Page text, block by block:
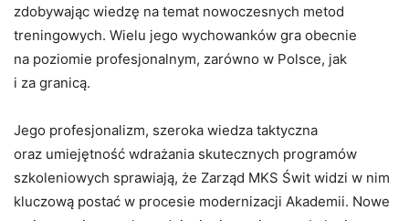
zdobywając wiedzę na temat nowoczesnych metod
treningowych. Wielu jego wychowanków gra obecnie
na poziomie profesjonalnym, zarówno w Polsce, jak
i za granicą.
Jego profesjonalizm, szeroka wiedza taktyczna
oraz umiejętność wdrażania skutecznych programów
szkoleniowych sprawiają, że Zarząd MKS Świt widzi w nim
kluczową postać w procesie modernizacji Akademii. Nowe